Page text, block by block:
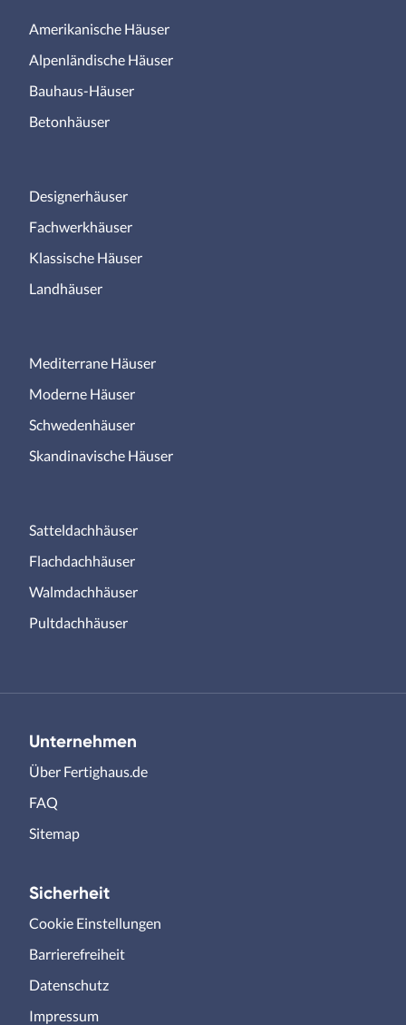
Amerikanische Häuser
Alpenländische Häuser
Bauhaus-Häuser
Betonhäuser
Designerhäuser
Fachwerkhäuser
Klassische Häuser
Landhäuser
Mediterrane Häuser
Moderne Häuser
Schwedenhäuser
Skandinavische Häuser
Satteldachhäuser
Flachdachhäuser
Walmdachhäuser
Pultdachhäuser
Unternehmen
Über Fertighaus.de
FAQ
Sitemap
Sicherheit
Cookie Einstellungen
Barrierefreiheit
Datenschutz
Impressum